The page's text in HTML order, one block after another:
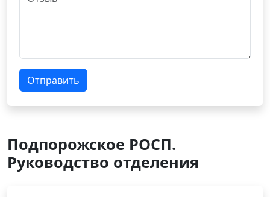
Отправить
Подпорожское РОСП.
Руководство отделения